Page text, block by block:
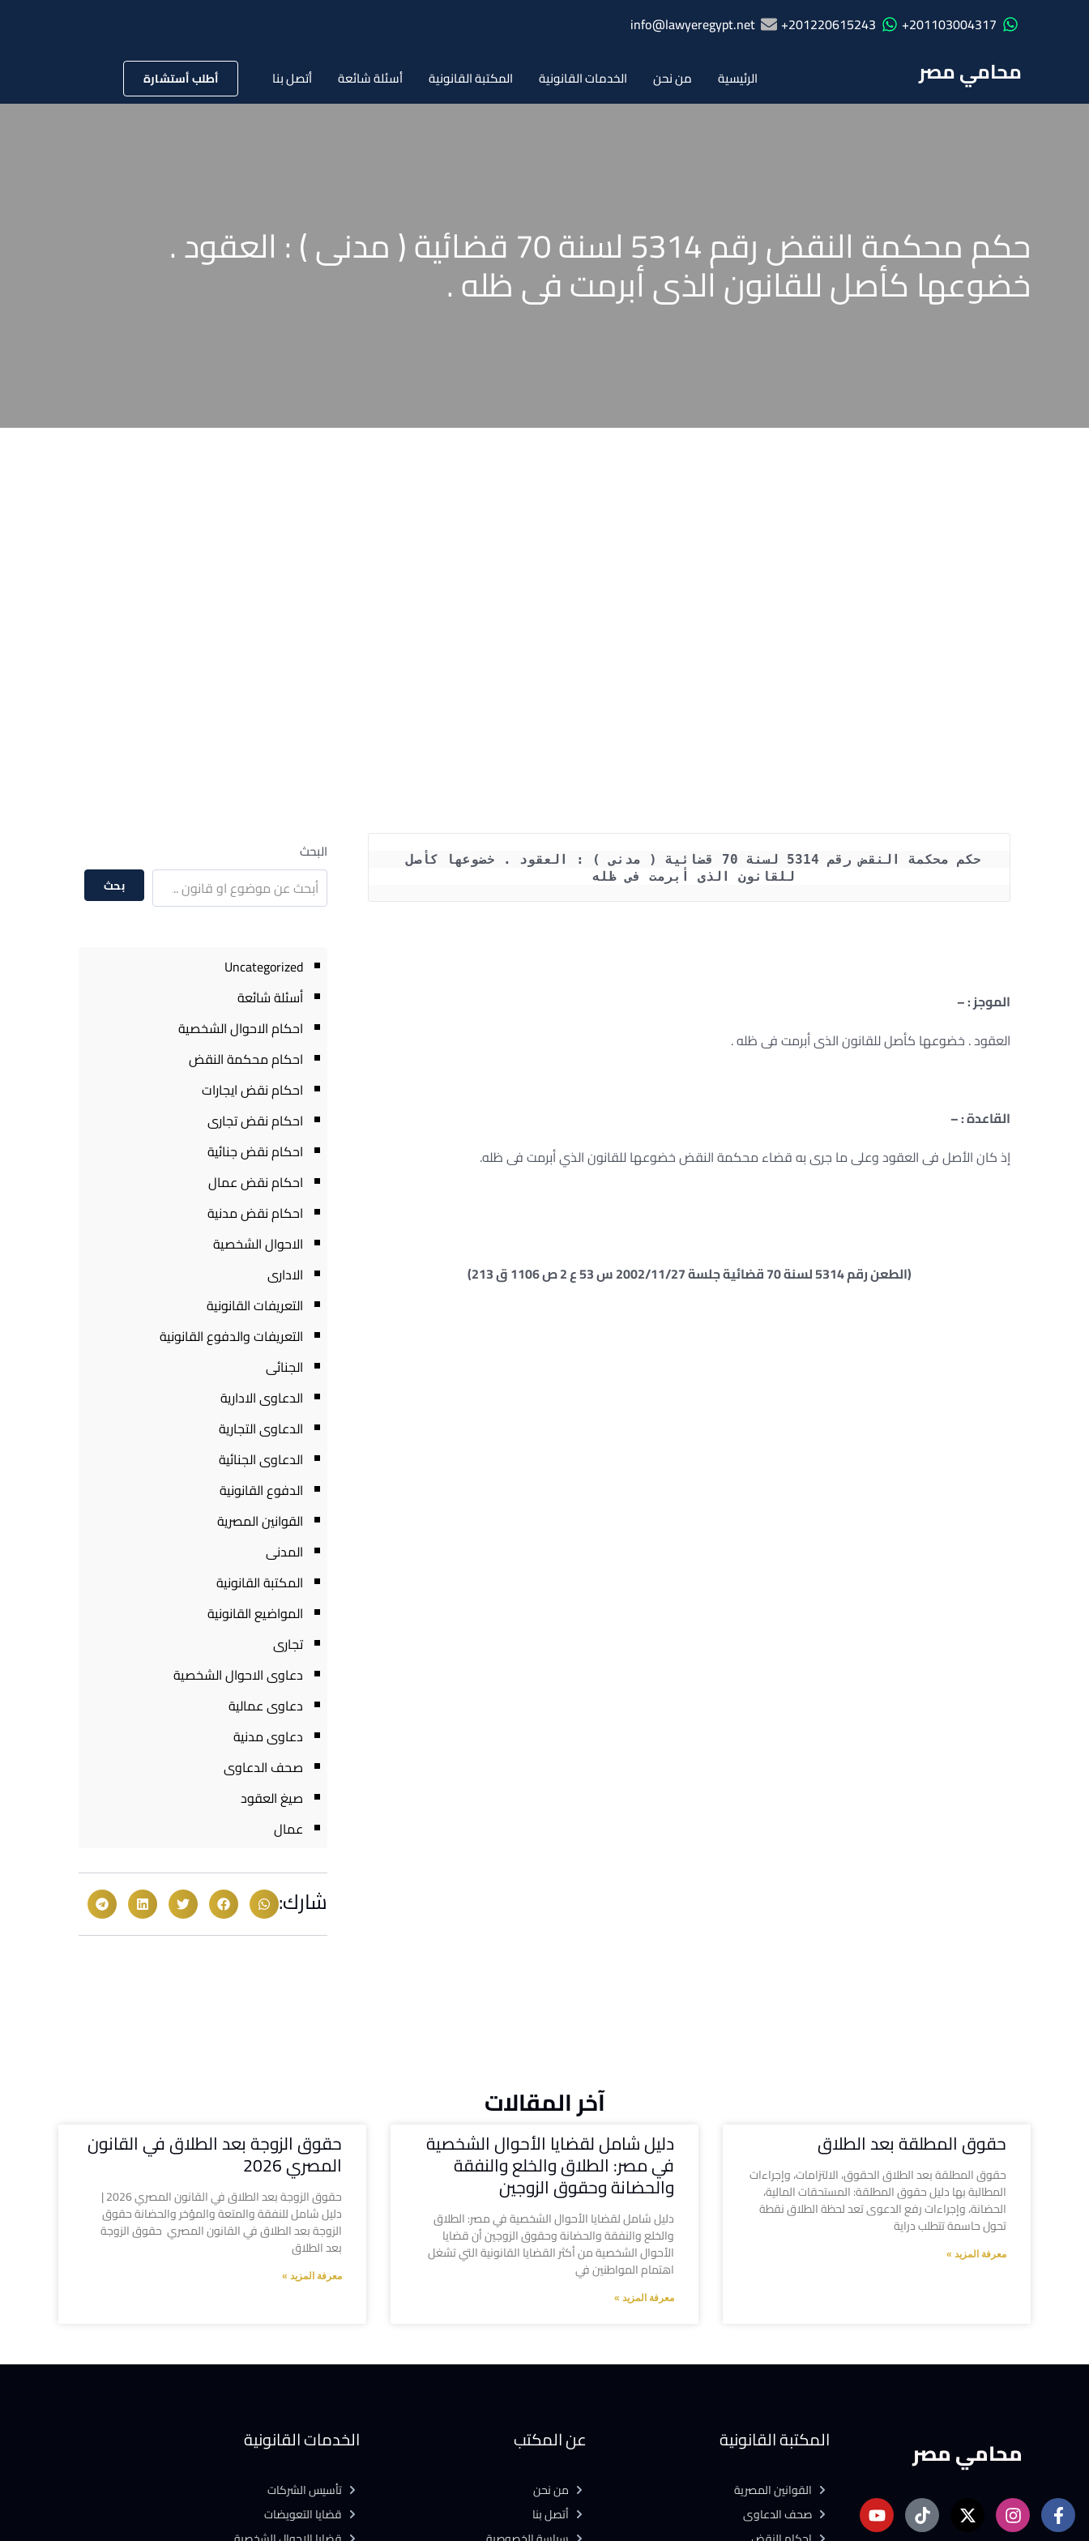
201103004317+
201220615243+
info@lawyeregypt.net
محامي مصر الرئيسية من نحن الخدمات القانونية المكتبة القانونية أسئلة شائعة أتصل بنا أطلب أستشارة
حكم محكمة النقض رقم 5314 لسنة 70 قضائية ( مدنى ) : العقود .
خضوعها كأصل للقانون الذى أبرمت فى ظله .
حكم محكمة النقض رقم 5314 لسنة 70 قضائية ( مدنى ) : العقود . خضوعها كأصل
للقانون الذى أبرمت فى ظله
الموجز : –
العقود . خضوعها كأصل للقانون الذى أبرمت فى ظله .
القاعدة : –
إذ كان الأصل فى العقود وعلى ما جرى به قضاء محكمة النقض خضوعها للقانون الذي أبرمت فى ظله.
(الطعن رقم 5314 لسنة 70 قضائية جلسة 2002/11/27 س 53 ع 2 ص 1106 ق 213)
البحث
بحث
Uncategorized
أسئلة شائعة
احكام الاحوال الشخصية
احكام محكمة النقض
احكام نقض ايجارات
احكام نقض تجارى
احكام نقض جنائية
احكام نقض عمال
احكام نقض مدنية
الاحوال الشخصية
الادارى
التعريفات القانونية
التعريفات والدفوع القانونية
الجنائى
الدعاوى الادارية
الدعاوى التجارية
الدعاوى الجنائية
الدفوع القانونية
القوانين المصرية
المدنى
المكتبة القانونية
المواضيع القانونية
تجارى
دعاوى الاحوال الشخصية
دعاوى عمالية
دعاوى مدنية
صحف الدعاوى
صيغ العقود
عمال
شارك:
آخر المقالات
حقوق المطلقة بعد الطلاق
حقوق المطلقة بعد الطلاق الحقوق، الالتزامات، وإجراءات
المطالبة بها دليل حقوق المطلقة: المستحقات المالية،
الحضانة، وإجراءات رفع الدعوى تعد لحظة الطلاق نقطة
تحول حاسمة تتطلب دراية
معرفة المزيد »
دليل شامل لقضايا الأحوال الشخصية
في مصر: الطلاق والخلع والنفقة
والحضانة وحقوق الزوجين
دليل شامل لقضايا الأحوال الشخصية في مصر: الطلاق
والخلع والنفقة والحضانة وحقوق الزوجين أن قضايا
الأحوال الشخصية من أكثر القضايا القانونية التي تشغل
اهتمام المواطنين في
معرفة المزيد »
حقوق الزوجة بعد الطلاق في القانون
المصري 2026
حقوق الزوجة بعد الطلاق في القانون المصري 2026 |
دليل شامل للنفقة والمتعة والمؤخر والحضانة حقوق
الزوجة بعد الطلاق في القانون المصري حقوق الزوجة
بعد الطلاق
معرفة المزيد »
محامي مصر المكتبة القانونية
القوانين المصرية
صحف الدعاوى
عن المكتب
من نحن
أتصل بنا
الخدمات القانونية
تأسيس الشركات
قضايا التعويضات